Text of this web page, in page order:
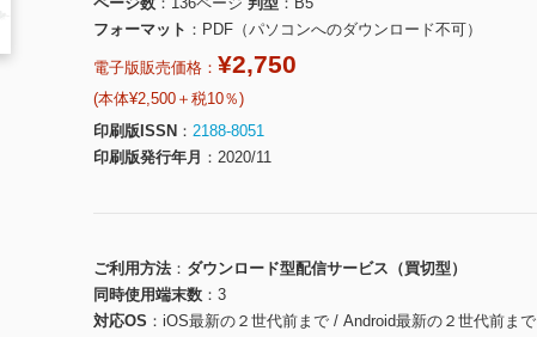
フォーマット
PDF（パソコンへのダウンロード不可）
電子版販売価格： ¥2,750
(本体¥2,500＋税10％)
印刷版ISSN
2188-8051
印刷版発行年月
2020/11
ご利用方法
ダウンロード型配信サービス（買切型）
同時使用端末数
3
対応OS
iOS最新の２世代前まで / Android最新の２世代前まで